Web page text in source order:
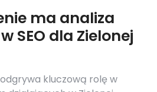
ma analiza
SEO dla Zielonej
kluczową rolę w